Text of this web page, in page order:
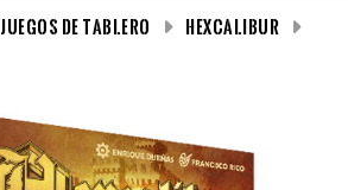
Juegos de tablero
Hexcalibur